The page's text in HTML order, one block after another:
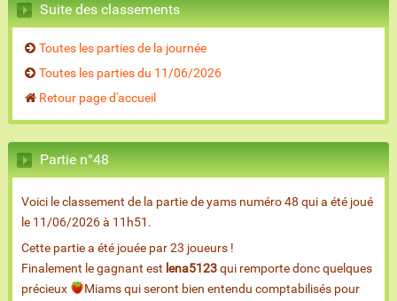
Suite des classements
Toutes les parties de la journée
Toutes les parties du 11/06/2026
Retour page d'accueil
Partie n°48
Voici le classement de la partie de yams numéro 48 qui a été joué
le 11/06/2026 à 11h51.
Cette partie a été jouée par 23 joueurs !
Finalement le gagnant est lena5123qui remporte donc quelques
précieux
Miams qui seront bien entendu comptabilisés pour